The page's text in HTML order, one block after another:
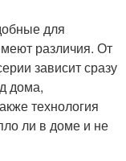
для
различия. От
зависит сразу
дома,
технология
ли в доме и не